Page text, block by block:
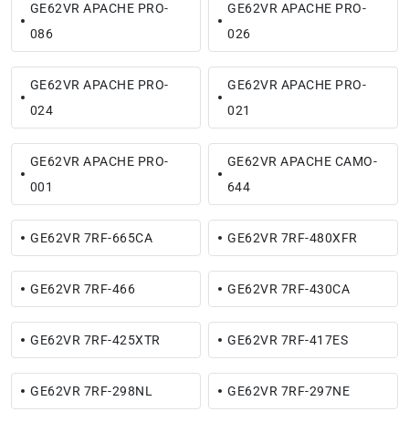
GE62VR APACHE PRO-
086
GE62VR APACHE PRO-
026
GE62VR APACHE PRO-
024
GE62VR APACHE PRO-
021
GE62VR APACHE PRO-
001
GE62VR APACHE CAMO-
644
GE62VR 7RF-665CA GE62VR 7RF-480XFR
GE62VR 7RF-466 GE62VR 7RF-430CA
GE62VR 7RF-425XTR GE62VR 7RF-417ES
GE62VR 7RF-298NL GE62VR 7RF-297NE